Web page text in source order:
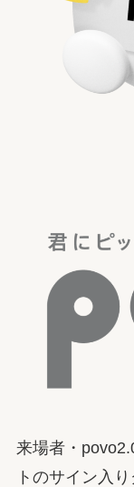
来場者・
トのサイン入